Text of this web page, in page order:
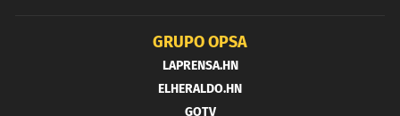
GRUPO OPSA
LAPRENSA.HN
ELHERALDO.HN
GOTV